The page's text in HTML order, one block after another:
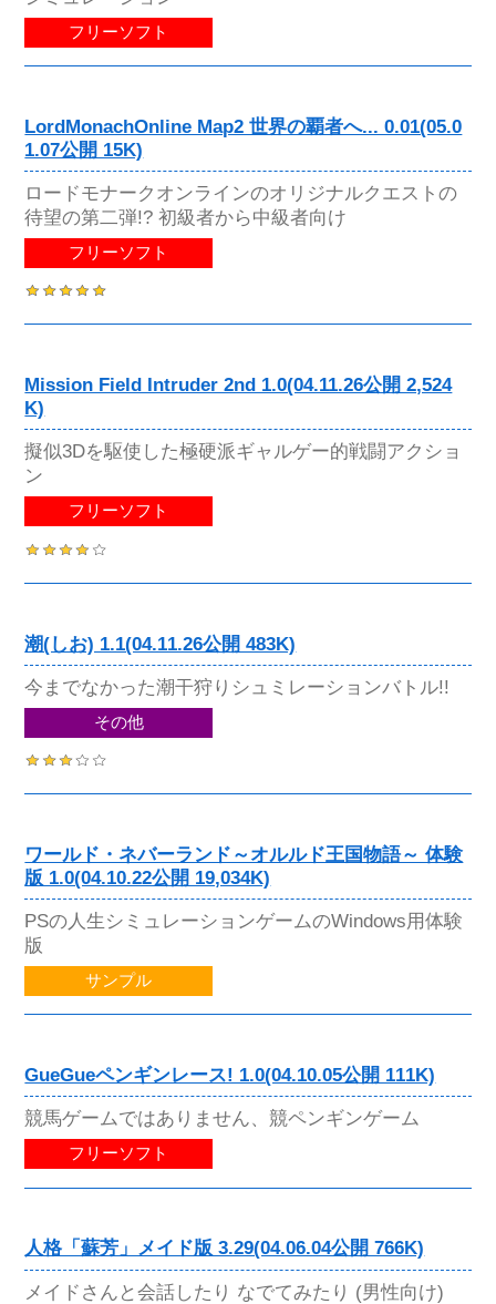
フリーソフト
LordMonachOnline Map2 世界の覇者へ... 0.01(05.0
1.07公開 15K)
ロードモナークオンラインのオリジナルクエストの
待望の第二弾!? 初級者から中級者向け
フリーソフト
Mission Field Intruder 2nd 1.0(04.11.26公開 2,524
K)
擬似3Dを駆使した極硬派ギャルゲー的戦闘アクショ
ン
フリーソフト
潮(しお) 1.1(04.11.26公開 483K)
今までなかった潮干狩りシュミレーションバトル!!
その他
ワールド・ネバーランド～オルルド王国物語～ 体験
版 1.0(04.10.22公開 19,034K)
PSの人生シミュレーションゲームのWindows用体験
版
サンプル
GueGueペンギンレース! 1.0(04.10.05公開 111K)
競馬ゲームではありません、競ペンギンゲーム
フリーソフト
人格「蘇芳」メイド版 3.29(04.06.04公開 766K)
メイドさんと会話したり なでてみたり (男性向け)